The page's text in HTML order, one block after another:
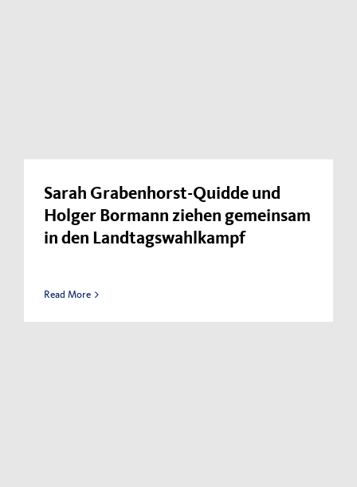
Sarah Grabenhorst-Quidde und
Holger Bormann ziehen gemeinsam
in den Landtagswahlkampf
Read More